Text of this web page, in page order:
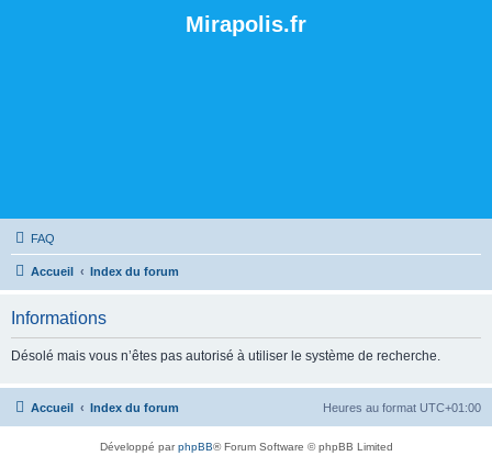
Mirapolis.fr
FAQ
Accueil Index du forum
Informations
Désolé mais vous n’êtes pas autorisé à utiliser le système de recherche.
Accueil Index du forum Heures au format UTC+01:00
Développé parphpBB® Forum Software © phpBB Limited